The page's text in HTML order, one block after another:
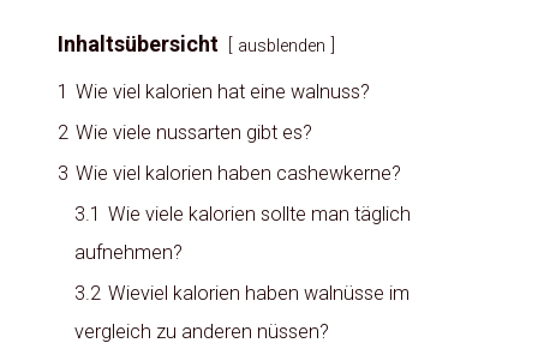
Inhaltsübersicht ausblenden
1 Wie viel kalorien hat eine walnuss?
2 Wie viele nussarten gibt es?
3 Wie viel kalorien haben cashewkerne?
3.1 Wie viele kalorien sollte man täglich
aufnehmen?
3.2 Wieviel kalorien haben walnüsse im
vergleich zu anderen nüssen?